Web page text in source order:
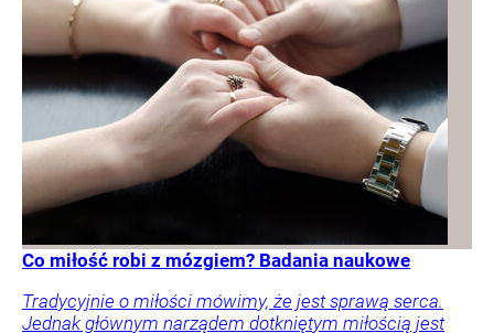
Co miłość robi z mózgiem? Badania naukowe
Tradycyjnie o miłości mówimy, że jest sprawą serca.
Jednak głównym narządem dotkniętym miłością jest